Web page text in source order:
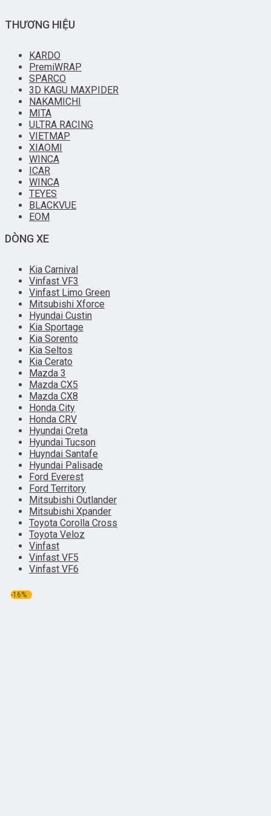
THƯƠNG HIỆU
KARDO
PremiWRAP
SPARCO
3D KAGU MAXPIDER
NAKAMICHI
MITA
ULTRA RACING
VIETMAP
XIAOMI
WINCA
ICAR
WINCA
TEYES
BLACKVUE
EOM
DÒNG XE
Kia Carnival
Vinfast VF3
Vinfast Limo Green
Mitsubishi Xforce
Hyundai Custin
Kia Sportage
Kia Sorento
Kia Seltos
Kia Cerato
Mazda 3
Mazda CX5
Mazda CX8
Honda City
Honda CRV
Hyundai Creta
Hyundai Tucson
Huyndai Santafe
Hyundai Palisade
Ford Everest
Ford Territory
Mitsubishi Outlander
Mitsubishi Xpander
Toyota Corolla Cross
Toyota Veloz
Vinfast
Vinfast VF5
Vinfast VF6
-16%